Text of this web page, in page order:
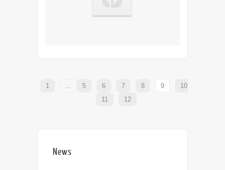
1 5 6 7 8 9
10
11
12
News